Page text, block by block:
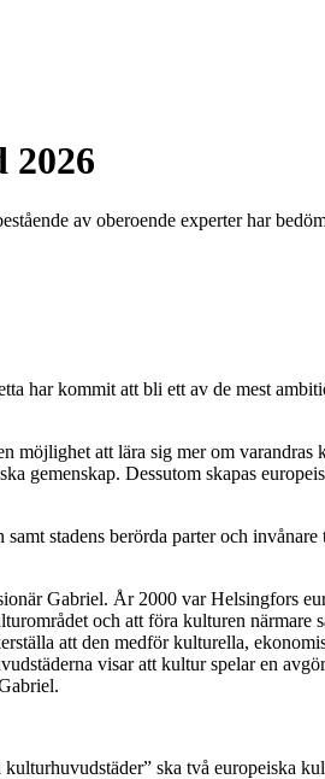
2026
av oberoende experter har
har kommit att bli ett av de mest
att lära sig mer om varandras
gemenskap. Dessutom skapas
stadens berörda parter och
Gabriel. År 2000 var Helsingfors
och att föra kulturen närmare
att den medför kulturella,
visar att kultur spelar en
ska två europeiska